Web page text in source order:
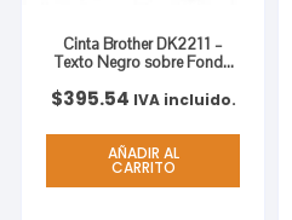
Cinta Brother DK2211 –
Texto Negro sobre Fondo
BLANCO PLASTICA 29MM
$395.54 IVA incluido.
AÑADIR AL
CARRITO